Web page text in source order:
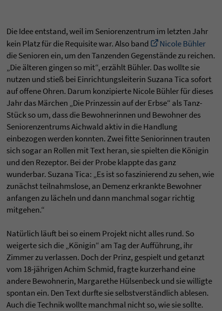
Die Idee entstand, weil im Seniorenzentrum im letzten Jahr
kein Platz für die Requisite war. Also band
Nicole Bühler
die Senioren ein, um den Tanzenden Gegenstände zu reichen.
„Die älteren gingen so mit“, erzählt Bühler. Das wollte sie
nutzen und stieß bei Einrichtungsleiterin Suzana Tica sofort
auf offene Ohren. Darum konzipierte Nicole Bühler für dieses
Jahr das Märchen „Die Prinzessin auf der Erbse“ als Tanz-
Stück so um, dass die Bewohnerinnen und Bewohner des
Seniorenzentrums Aichwald aktiv in die Handlung
einbezogen werden konnten. Zwei fitte Seniorinnen trauten
sich sogar an Rollen mit Text heran, sie spielten die Königin
und den Rezeptor. Bei der Probe klappte das ganz
wunderbar. Suzana Tica: „Es ist so faszinierend zu sehen, wie
zunächst teilnahmslose, an Demenz erkrankte Bewohner
anfangen zu lächeln und dann manchmal sogar richtig
mitgehen.“
Natürlich läuft bei so einem Projekt nicht alles rund. So
weigerte sich die „Königin“ am Tag der Aufführung, ihr
Zimmer zu verlassen. Doch der Prinz, gespielt und getanzt
vom 18-jährigen Achim Schmid, fragte kurzerhand eine
andere Bewohnerin, Margarethe Hülsenbeck und sie willigte
spontan ein. Den Text durfte sie selbstverständlich ablesen.
Auch die Technik wollte manchmal nicht so, wie sie sollte.